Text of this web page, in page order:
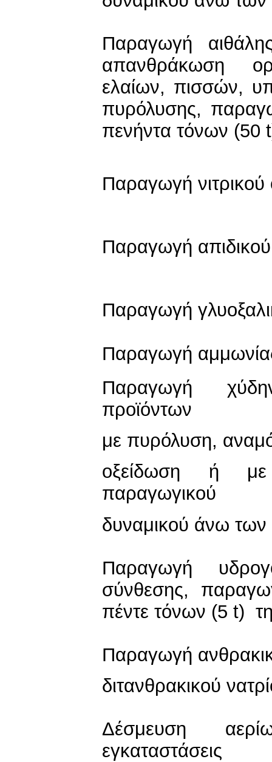
Παραγωγή
απανθράκωση
ελαίων, πισσών,
πυρόλυσης,
πενήντα τόνων (50
Παραγωγή νιτρικού
Παραγωγή
Παραγωγή
Παραγωγή
Παραγωγή
προϊόντων
με πυρόλυση,
οξείδωση ή με
παραγωγικού
δυναμικού άνω
Παραγωγή
σύνθεσης,
πέντε τόνων (5 t)
Παραγωγή
διτανθρακικού
Δέσμευση
εγκαταστάσεις